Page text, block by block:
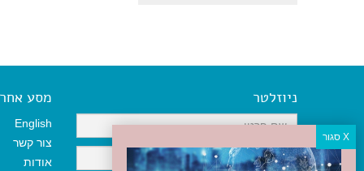
ניוזלטר מסע אחר
English
צור קשר
אודות